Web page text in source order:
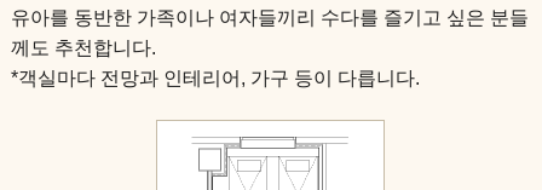
스위트
아침 식사 안내
유아를 동반한 가족이나 여자들끼리 수다를 즐기고 싶은 분들
께도 추천합니다.
*객실마다 전망과 인테리어, 가구 등이 다릅니다.